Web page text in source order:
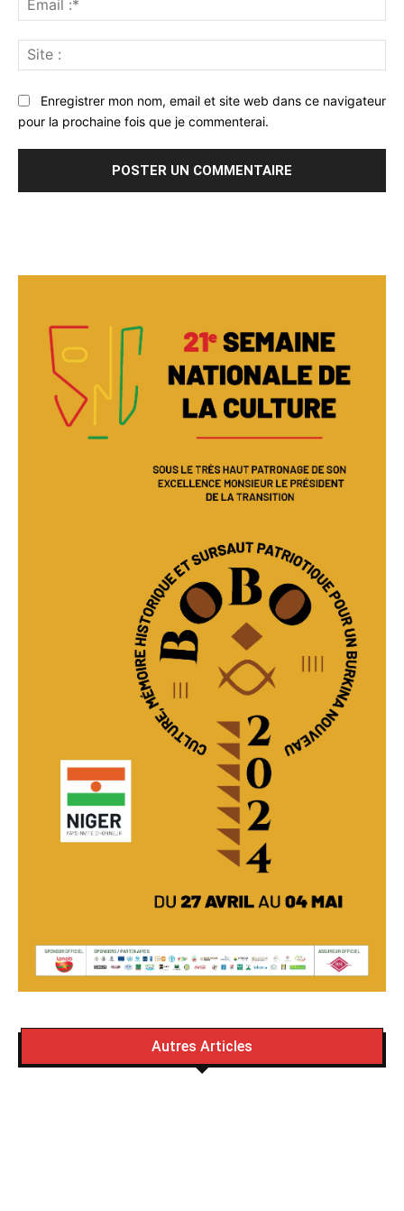
:*
:
Enregistrer mon nom, email et site web dans ce navigateur
pour la prochaine fois que je commenterai.
Autres Articles